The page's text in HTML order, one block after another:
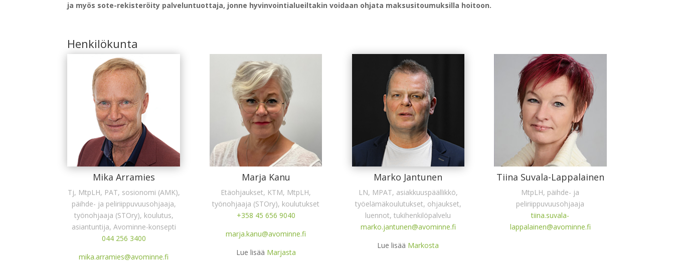
ja myös sote-rekisteröity palveluntuottaja, jonne hyvinvointialueiltakin voidaan ohjata maksusitoumuksilla hoitoon.
Henkilökunta
Mika Arramies
Tj, MtpLH, PAT, sosionomi (AMK),
päihde- ja peliriippuvuusohjaaja,
työnohjaaja (STOry), koulutus,
asiantuntija, Avominne-konsepti
044 256 3400
mika.arramies@avominne.fi
Marja Kanu
Etäohjaukset, KTM, MtpLH,
työnohjaaja (STOry), koulutukset
+358 45 656 9040
marja.kanu@avominne.fi
Lue lisää Marjasta
Marko Jantunen
LN, MPAT, asiakkuuspäällikkö,
työelämäkoulutukset, ohjaukset,
luennot, tukihenkilöpalvelu
marko.jantunen@avominne.fi
Lue lisää Markosta
Tiina Suvala-Lappalainen
MtpLH, päihde- ja
peliriippuvuusohjaaja
tiina.suvala-
lappalainen@avominne.fi